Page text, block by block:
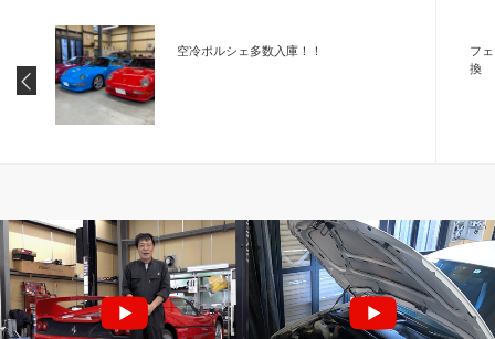
空冷ポルシェ多数入庫！！
フ
換